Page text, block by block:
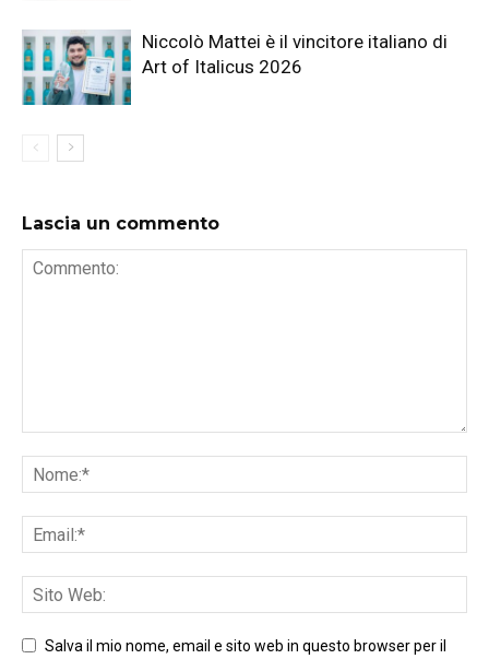
Niccolò Mattei è il vincitore italiano di
Art of Italicus 2026
Lascia un commento
Salva il mio nome, email e sito web in questo browser per il